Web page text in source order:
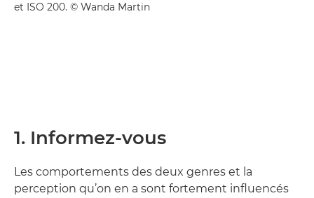
et ISO 200. © Wanda Martin
1. Informez-vous
Les comportements des deux genres et la
perception qu’on en a sont fortement influencés